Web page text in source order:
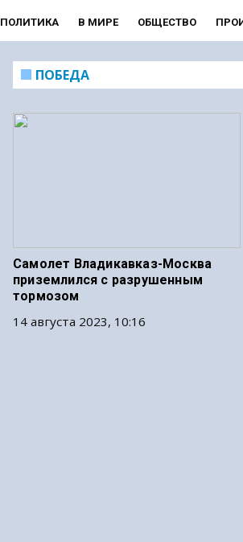
ПОЛИТИКА В МИРЕ ОБЩЕСТВО
ПОБЕДА
Самолет Владикавказ-Москва
приземлился с разрушенным
тормозом
14 августа 2023, 10:16